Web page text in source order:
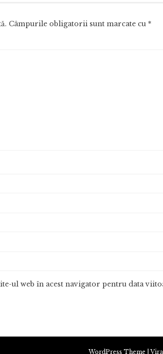
Câmpurile obligatorii sunt marcate cu *
ul web în acest navigator pentru data
WordPress Theme |